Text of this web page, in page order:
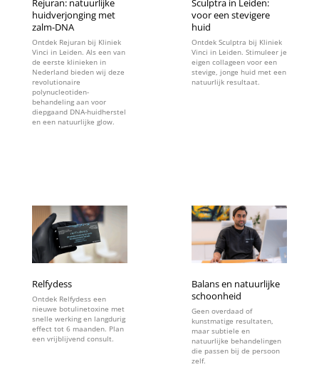
Rejuran: natuurlijke
huidverjonging met
zalm-DNA
Ontdek Rejuran bij Kliniek
Vinci in Leiden. Als een van
de eerste klinieken in
Nederland bieden wij deze
revolutionaire
polynucleotiden-
behandeling aan voor
diepgaand DNA-huidherstel
en een natuurlijke glow.
Sculptra in Leiden:
voor een stevigere
huid
Ontdek Sculptra bij Kliniek
Vinci in Leiden. Stimuleer je
eigen collageen voor een
stevige, jonge huid met een
natuurlijk resultaat.
Relfydess
Ontdek Relfydess een
nieuwe botulinetoxine met
snelle werking en langdurig
effect tot 6 maanden. Plan
een vrijblijvend consult.
Balans en natuurlijke
schoonheid
Geen overdaad of
kunstmatige resultaten,
maar subtiele en
natuurlijke behandelingen
die passen bij de persoon
zelf.